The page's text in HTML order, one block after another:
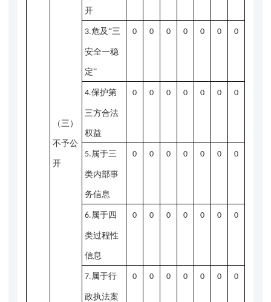
（三）
不予公
开
开
3.危及“三
安全一稳
定”
0 0 0 0 0 0 0
4.保护第
三方合法
权益
0 0 0 0 0 0 0
5. 属于三
类内部事
务信息
0 0 0 0 0 0 0
6. 属于四
类过程性
信息
0 0 0 0 0 0 0
7. 属于行
政执法案
0 0 0 0 0 0 0